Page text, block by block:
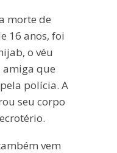
morte de
16 anos, foi
o véu
amiga que
polícia. A
seu corpo
vem